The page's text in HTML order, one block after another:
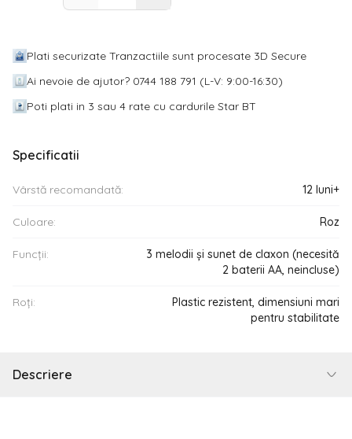
Plati securizate Tranzactiile sunt procesate 3D Secure
Ai nevoie de ajutor? 0744 188 791 (L-V: 9:00-16:30)
Poti plati in 3 sau 4 rate cu cardurile Star BT
Specificatii
Vârstă recomandată: 12 luni+
Culoare: Roz
Funcții:
3 melodii și sunet de claxon (necesită
2 baterii AA, neincluse)
Roți:
Plastic rezistent, dimensiuni mari
pentru stabilitate
Descriere